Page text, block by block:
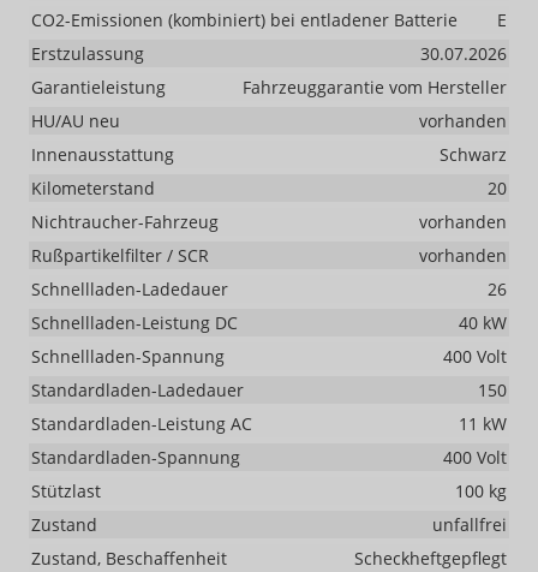
CO2-Emissionen (kombiniert) bei entladener Batterie
E
Erstzulassung
30.07.2026
Garantieleistung
Fahrzeuggarantie vom Hersteller
HU/AU neu
vorhanden
Innenausstattung
Schwarz
Kilometerstand
20
Nichtraucher-Fahrzeug
vorhanden
Rußpartikelfilter / SCR
vorhanden
Schnellladen-Ladedauer
26
Schnellladen-Leistung DC
40 kW
Schnellladen-Spannung
400 Volt
Standardladen-Ladedauer
150
Standardladen-Leistung AC
11 kW
Standardladen-Spannung
400 Volt
Stützlast
100 kg
Zustand
unfallfrei
Zustand, Beschaffenheit
Scheckheftgepflegt